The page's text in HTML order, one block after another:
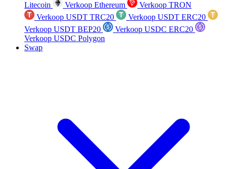
Litecoin
Verkoop Ethereum
Verkoop TRON
Verkoop USDT TRC20
Verkoop USDT ERC20
Verkoop USDT BEP20
Verkoop USDC ERC20
Verkoop USDC Polygon
Swap